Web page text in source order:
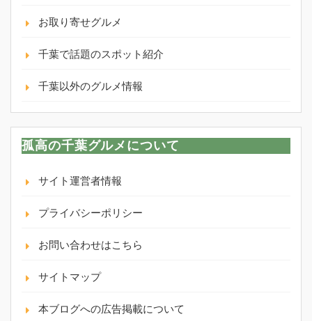
お取り寄せグルメ
千葉で話題のスポット紹介
千葉以外のグルメ情報
孤高の千葉グルメについて
サイト運営者情報
プライバシーポリシー
お問い合わせはこちら
サイトマップ
本ブログへの広告掲載について